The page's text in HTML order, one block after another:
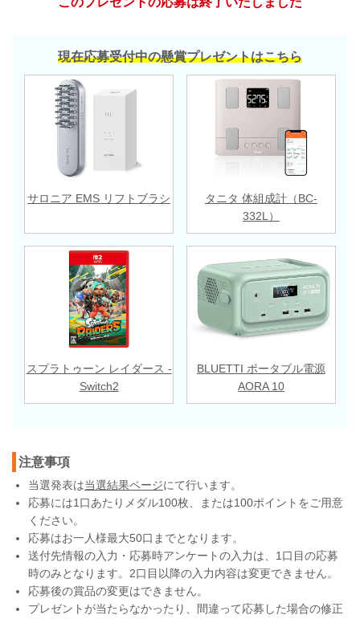
現在応募受付中の懸賞プレゼントはこちら
サロニア EMS リフトブラシ
タニタ 体組成計（BC-
332L）
スプラトゥーン レイダース -
Switch2
BLUETTI ポータブル電源
AORA 10
注意事項
当選発表は当選結果ページにて行います。
応募には1口あたりメダル100枚、または100ポイントをご用意
ください。
応募はお一人様最大50口までとなります。
送付先情報の入力・応募時アンケートの入力は、1口目の応募
時のみとなります。2口目以降の入力内容は変更できません。
応募後の賞品の変更はできません。
プレゼントが当たらなかったり、間違って応募した場合の修正